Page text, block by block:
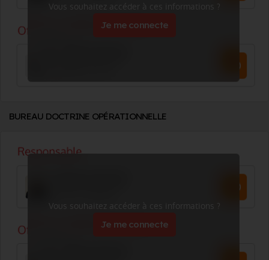
Vous souhaitez accéder à ces informations ?
Je me connecte
BUREAU DOCTRINE OPÉRATIONNELLE
Vous souhaitez accéder à ces informations ?
Je me connecte